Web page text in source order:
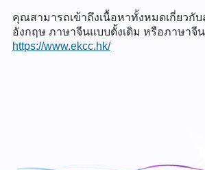
คุณสามารถเข้าถึงเนื้อหาทั้งหมดเกี่ยวกั
อังกฤษ ภาษาจีนแบบดั้งเดิม หรือภาษาจี
https://www.ekcc.hk/